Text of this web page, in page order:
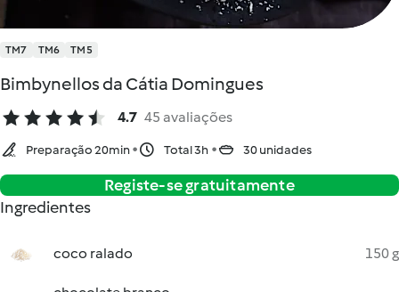
TM7 TM6 TM5
Bimbynellos da Cátia Domingues
4.7 45 avaliações
Preparação 20min Total 3h 30 unidades
Registe-se gratuitamente
Ingredientes
coco ralado 150 g